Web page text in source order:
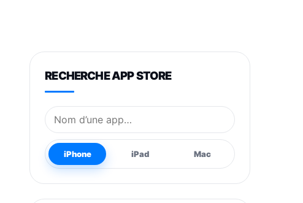
RECHERCHE APP STORE
Nom de l’application
iPhone iPad Mac